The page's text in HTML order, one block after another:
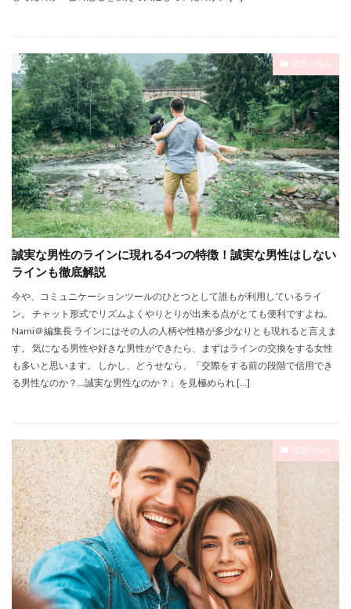
恋愛の悩み
誠実な男性のラインに現れる4つの特徴！誠実な男性はしない
ラインも徹底解説
今や、コミュニケーションツールのひとつとして誰もが利用しているライ
ン。 チャット形式でリズムよくやりとりが出来る点がとても便利ですよね。
Nami＠編集長 ラインにはその人の人柄や性格が多少なりとも現れると言えま
す。 気になる男性や好きな男性ができたら、まずはラインの交換をする女性
も多いと思います。 しかし、どうせなら、「交際をする前の段階で信用でき
る男性なのか？…誠実な男性なのか？」を見極められ […]
恋愛の悩み